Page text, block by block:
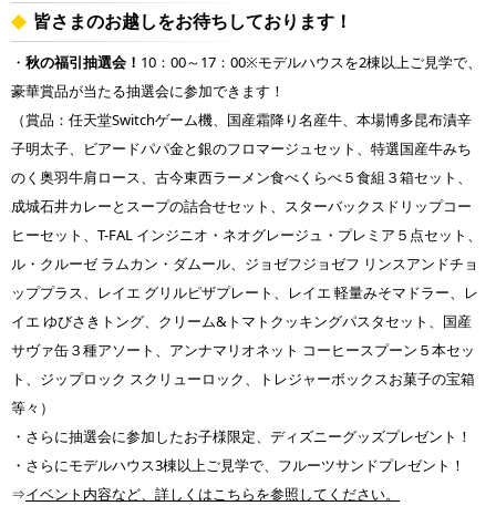
皆さまのお越しをお待ちしております！
・ 秋の福引抽選会！ 10：00～17：00※モデルハウスを2棟以上ご見学で、
豪華賞品が当たる抽選会に参加できます！
（賞品：任天堂Switchゲーム機、国産霜降り名産牛、本場博多昆布漬辛
子明太子、ビアードパパ金と銀のフロマージュセット、特選国産牛みち
のく奥羽牛肩ロース、古今東西ラーメン食べくらべ５食組３箱セット、
成城石井カレーとスープの詰合せセット、スターバックスドリップコー
ヒーセット、T-FAL インジニオ・ネオグレージュ・プレミア５点セット、
ル・クルーゼ ラムカン・ダムール、ジョゼフジョゼフ リンスアンドチョ
ッププラス、レイエ グリルピザプレート、レイエ 軽量みそマドラー、レ
イエ ゆびさきトング、クリーム&トマトクッキングパスタセット、国産
サヴァ缶３種アソート、アンナマリオネット コーヒースプーン５本セッ
ト、ジップロック スクリューロック、トレジャーボックスお菓子の宝箱
等々）
・さらに抽選会に参加したお子様限定、ディズニーグッズプレゼント！
・さらにモデルハウス3棟以上ご見学で、フルーツサンドプレゼント！
⇒イベント内容など、詳しくはこちらを参照してください。